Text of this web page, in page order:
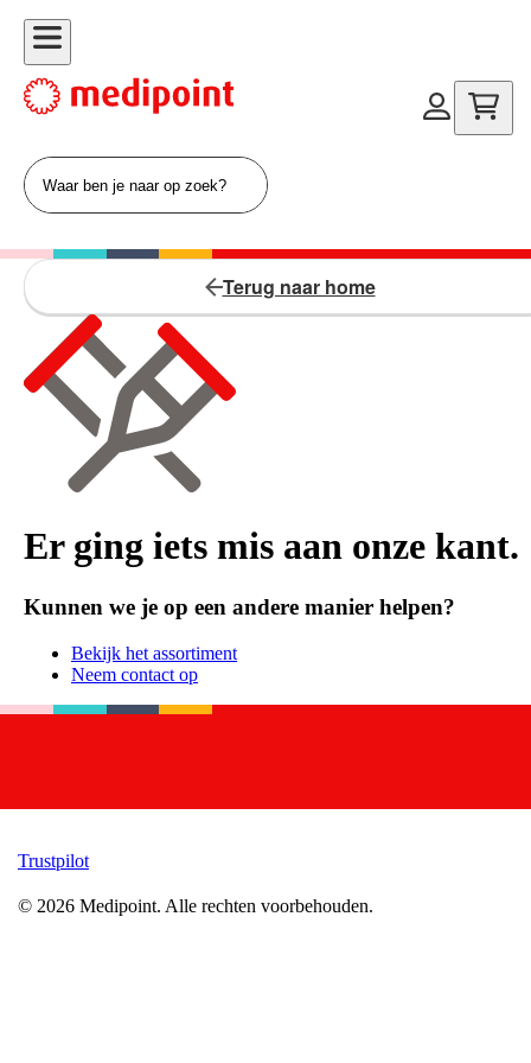
Terug naar home
Er ging iets mis aan onze kant.
Kunnen we je op een andere manier helpen?
Bekijk het assortiment
Neem contact op
Trustpilot
© 2026 Medipoint. Alle rechten voorbehouden.